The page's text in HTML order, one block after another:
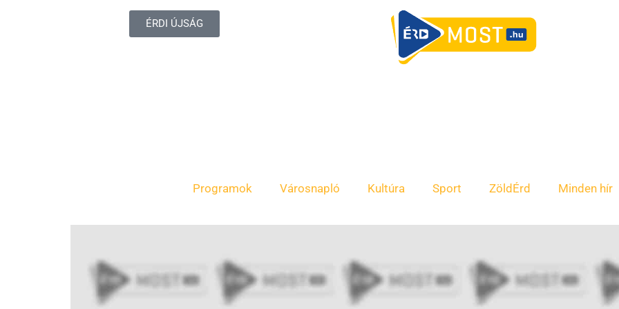
ÉRDI ÚJSÁG
Programok Városnapló Kultúra Sport ZöldÉrd Minden hír